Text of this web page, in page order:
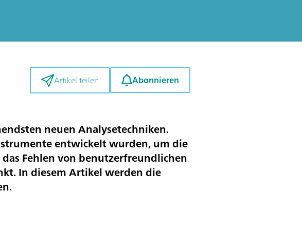
Artikel teilen Abonnieren
neuen Analysetechniken.
entwickelt wurden, um die
Fehlen von benutzerfreundlichen
In diesem Artikel werden die